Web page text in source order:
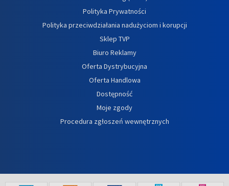
Polityka Prywatności
Polityka przeciwdziałania nadużyciom i korupcji
Sklep TVP
Biuro Reklamy
Oferta Dystrybucyjna
Oferta Handlowa
Dostępność
Moje zgody
Procedura zgłoszeń wewnętrznych